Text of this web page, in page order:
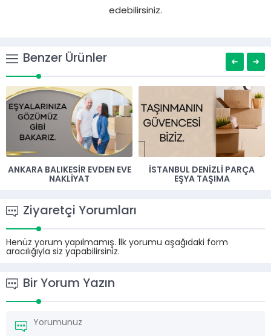
edebilirsiniz.
Benzer Ürünler
ANKARA BALIKESIR EVDEN EVE
NAKLIYAT
İSTANBUL DENIZLI PARÇA
EŞYA TAŞIMA
Ziyaretçi Yorumları
Henüz yorum yapılmamış. İlk yorumu aşağıdaki form
aracılığıyla siz yapabilirsiniz.
Bir Yorum Yazın